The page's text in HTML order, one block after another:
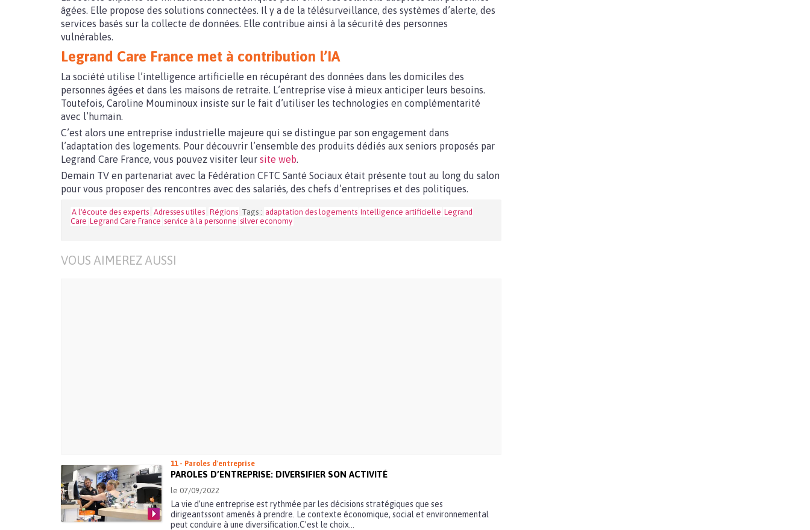
âgées. Elle propose des solutions connectées. Il y a de la télésurveillance, des systèmes d’alerte, des
services basés sur la collecte de données. Elle contribue ainsi à la sécurité des personnes
vulnérables.
Legrand Care France met à contribution l’IA
La société utilise l’intelligence artificielle en récupérant des données dans les domiciles des
personnes âgées et dans les maisons de retraite. L’entreprise vise à mieux anticiper leurs besoins.
Toutefois, Caroline Mouminoux insiste sur le fait d’utiliser les technologies en complémentarité
avec l’humain.
C’est alors une entreprise industrielle majeure qui se distingue par son engagement dans
l’adaptation des logements. Pour découvrir l’ensemble des produits dédiés aux seniors proposés par
Legrand Care France, vous pouvez visiter leur site web.
Demain TV en partenariat avec la Fédération CFTC Santé Sociaux était présente tout au long du salon
pour vous proposer des rencontres avec des salariés, des chefs d’entreprises et des politiques.
A l'écoute des experts Adresses utiles Régions Tags : adaptation des logements Intelligence artificielle Legrand
Care Legrand Care France service à la personne silver economy
VOUS AIMEREZ AUSSI
11 - Paroles d'entreprise
PAROLES D’ENTREPRISE: DIVERSIFIER SON ACTIVITÉ
le 07/09/2022
La vie d’une entreprise est rythmée par les décisions stratégiques que ses
dirigeantssont amenés à prendre. Le contexte économique, social et environnemental
peut conduire à une diversification.C’est le choix...